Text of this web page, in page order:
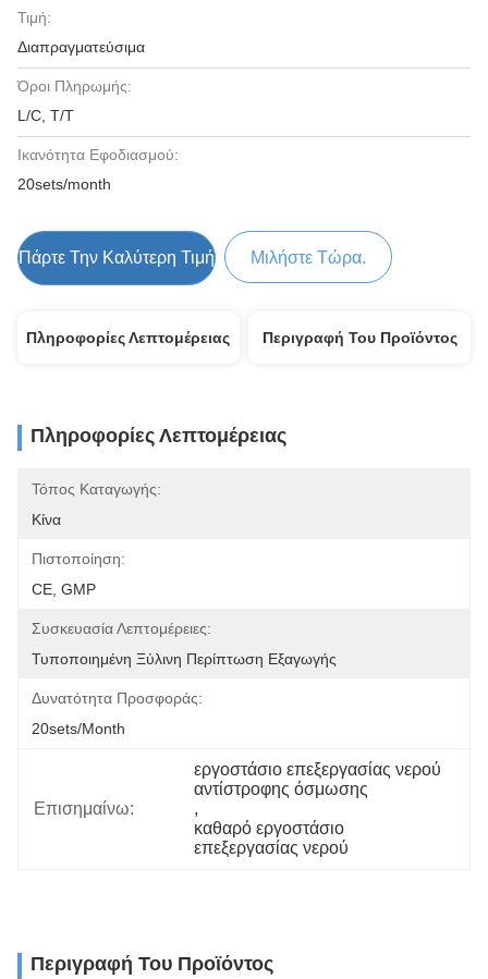
Τιμή:
Διαπραγματεύσιμα
Όροι Πληρωμής:
L/C, T/T
Ικανότητα Εφοδιασμού:
20sets/month
Πάρτε Την Καλύτερη Τιμή Μιλήστε Τώρα.
Πληροφορίες Λεπτομέρειας Περιγραφή Του Προϊόντος
Πληροφορίες Λεπτομέρειας
Τόπος Καταγωγής:
Κίνα
Πιστοποίηση:
CE, GMP
Συσκευασία Λεπτομέρειες:
Τυποποιημένη Ξύλινη Περίπτωση Εξαγωγής
Δυνατότητα Προσφοράς:
20sets/month
Επισημαίνω:
εργοστάσιο επεξεργασίας νερού
αντίστροφης όσμωσης
,
καθαρό εργοστάσιο
επεξεργασίας νερού
Περιγραφή Του Προϊόντος